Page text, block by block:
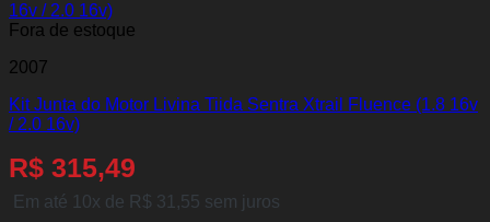
Fora de estoque
2007
Kit Junta do Motor Livina Tiida Sentra Xtrail Fluence (1.8 16v
/ 2.0 16v)
R$ 315,49
Em até 10x de R$ 31,55 sem juros